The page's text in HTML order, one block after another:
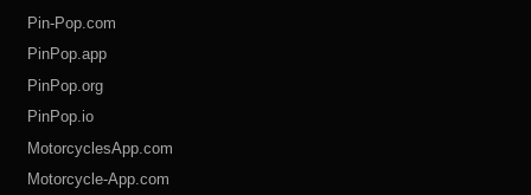
Pin-Pop.com
PinPop.app
PinPop.org
PinPop.io
MotorcyclesApp.com
Motorcycle-App.com